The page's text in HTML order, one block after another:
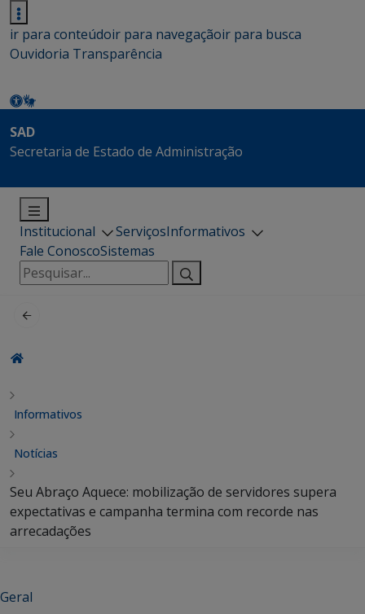
ir para conteúdoir para navegaçãoir para busca
Ouvidoria Transparência
SAD
Secretaria de Estado de Administração
Institucional ServiçosInformativos
Fale ConoscoSistemas
Pesquisar
por:
Informativos
Notícias
Seu Abraço Aquece: mobilização de servidores supera
expectativas e campanha termina com recorde nas
arrecadações
Geral